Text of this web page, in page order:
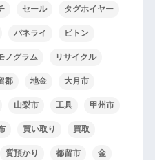
セール タグホイヤー
パネライ ビトン
ノグラム リサイクル
郡 地金 大月市
山梨市 工具 甲州市
買い取り 買取
質預かり 都留市 金